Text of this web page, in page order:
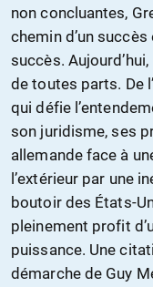
non concluantes,
chemin d’un
succès.
de toutes parts. De
qui défie
son juridisme, ses
allemande face à
l’extérieur par une
boutoir des États-
pleinement profit
puissance. Une
démarche de Guy